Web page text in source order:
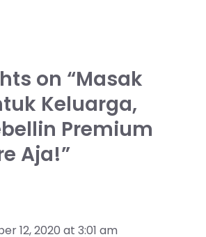
on “Masak
Keluarga,
Premium
Aja!”
12, 2020 at 3:01 am